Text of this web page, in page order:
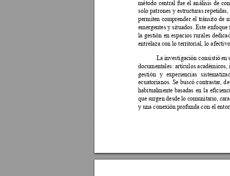
método central fue el análisis de
solo patrones y estructuras repetidas,
permiten comprender el tránsito de
emergentes y situados. Este enfoque
la gestión en espacios rurales
entrelaza con lo territorial, lo
La investigación consistió en
documentales: artículos académicos,
gestión y experiencias
ecuatorianos. Se buscó contrastar, d
habitualmente basadas en la
que surgen desde lo comunitario,
y una conexión profunda con el